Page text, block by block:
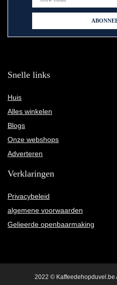
Snelle links
Huis
Alles winkelen
Blogs
Onze webshops
Adverteren
Verklaringen
Privacybeleid
algemene voorwaarden
Gelieerde openbaarmaking
2022 © Kaffeedehopduvel.be